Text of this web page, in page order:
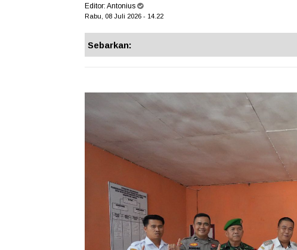
Editor: Antonius
Rabu, 08 Juli 2026 - 14.22
Sebarkan: